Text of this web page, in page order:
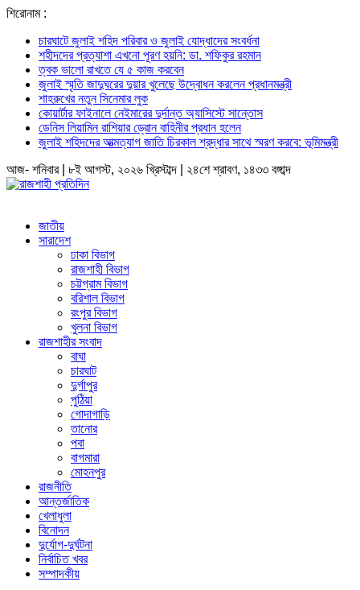
শিরোনাম :
চারঘাটে জুলাই শহিদ পরিবার ও জুলাই যোদ্ধাদের সংবর্ধনা
শহীদদের প্রত্যাশা এখনো পূরণ হয়নি: ডা. শফিকুর রহমান
ত্বক ভালো রাখতে যে ৫ কাজ করবেন
জুলাই স্মৃতি জাদুঘরের দুয়ার খুলেছে উদ্বোধন করলেন প্রধানমন্ত্রী
শাহরুখের নতুন সিনেমার লুক
কোয়ার্টার ফাইনালে নেইমারের দুর্দান্ত অ্যাসিস্টে সান্তোস
ডেনিস লিয়ামিন রাশিয়ার ড্রোন বাহিনীর প্রধান হলেন
জুলাই শহিদদের আত্মত্যাগ জাতি চিরকাল শ্রদ্ধার সাথে স্মরণ করবে: ভূমিমন্ত্রী
আজ- শনিবার | ৮ই আগস্ট, ২০২৬ খ্রিস্টাব্দ | ২৪শে শ্রাবণ, ১৪৩৩ বঙ্গাব্দ
জাতীয়
সারাদেশ
ঢাকা বিভাগ
রাজশাহী বিভাগ
চট্টগ্রাম বিভাগ
বরিশাল বিভাগ
রংপুর বিভাগ
খুলনা বিভাগ
রাজশাহীর সংবাদ
বাঘা
চারঘাট
দুর্গাপুর
পুঠিয়া
গোদাগাড়ি
তানোর
পবা
বাগমারা
মোহনপুর
রাজনীতি
আন্তর্জাতিক
খেলাধুলা
বিনোদন
দুর্যোগ-দুর্ঘটনা
নির্বাচিত খবর
সম্পাদকীয়